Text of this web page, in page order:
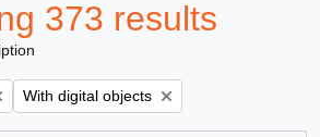
373 results
Remove filter:
With digital objects